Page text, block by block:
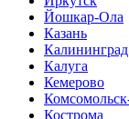
Йошкар-Ола
Казань
Калининград
Калуга
Кемерово
Кострома